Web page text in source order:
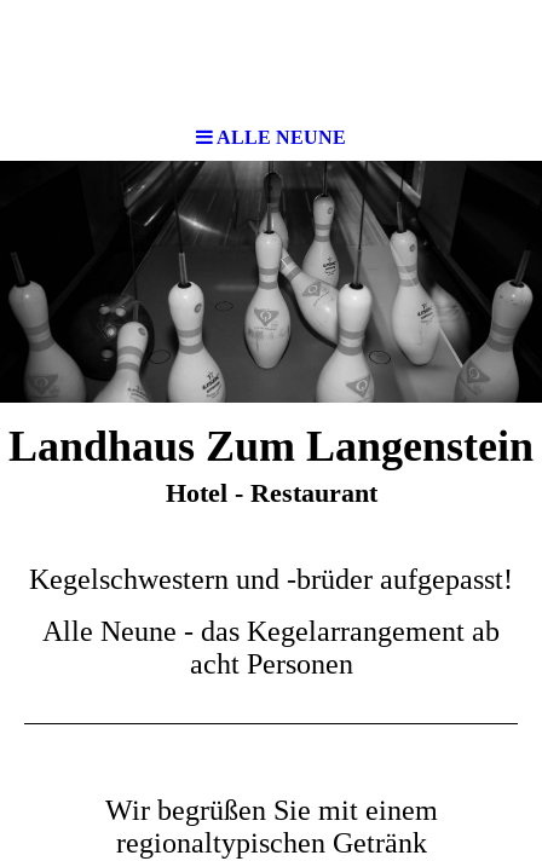
ALLE NEUNE
Landhaus Zum Langenstein
Hotel - Restaurant
Kegelschwestern und -brüder aufgepasst!
Alle Neune - das Kegelarrangement ab
acht Personen
Wir begrüßen Sie mit einem
regionaltypischen Getränk